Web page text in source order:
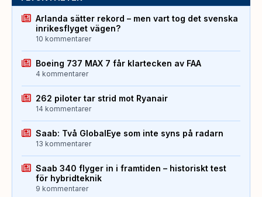
Arlanda sätter rekord – men vart tog det svenska
inrikesflyget vägen?
10 kommentarer
Boeing 737 MAX 7 får klartecken av FAA
4 kommentarer
262 piloter tar strid mot Ryanair
14 kommentarer
Saab: Två GlobalEye som inte syns på radarn
13 kommentarer
Saab 340 flyger in i framtiden – historiskt test
för hybridteknik
9 kommentarer